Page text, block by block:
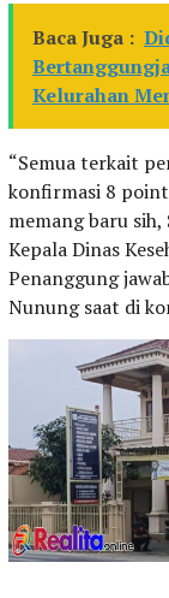
Baca Juga :
Kelurahan
“Semua terkait
konfirmasi 8 point
memang baru
Kepala Dinas
Penanggung
Nunung saat di